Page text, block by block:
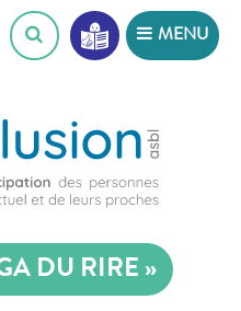
MENU
DU RIRE »